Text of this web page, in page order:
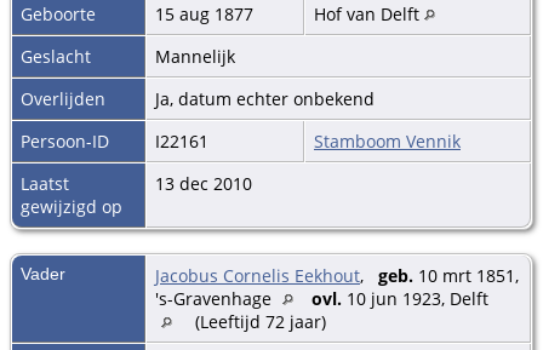
Geboorte
15 aug 1877
Hof van Delft
Geslacht
Mannelijk
Overlijden
Ja, datum echter onbekend
Persoon-ID
I22161
Stamboom Vennik
Laatst
gewijzigd op
13 dec 2010
Vader Jacobus Cornelis Eekhout, geb. 10 mrt 1851,
's-Gravenhage
ovl. 10 jun 1923, Delft
(Leeftijd 72 jaar)